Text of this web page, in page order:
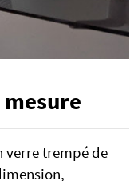
verre trempé de